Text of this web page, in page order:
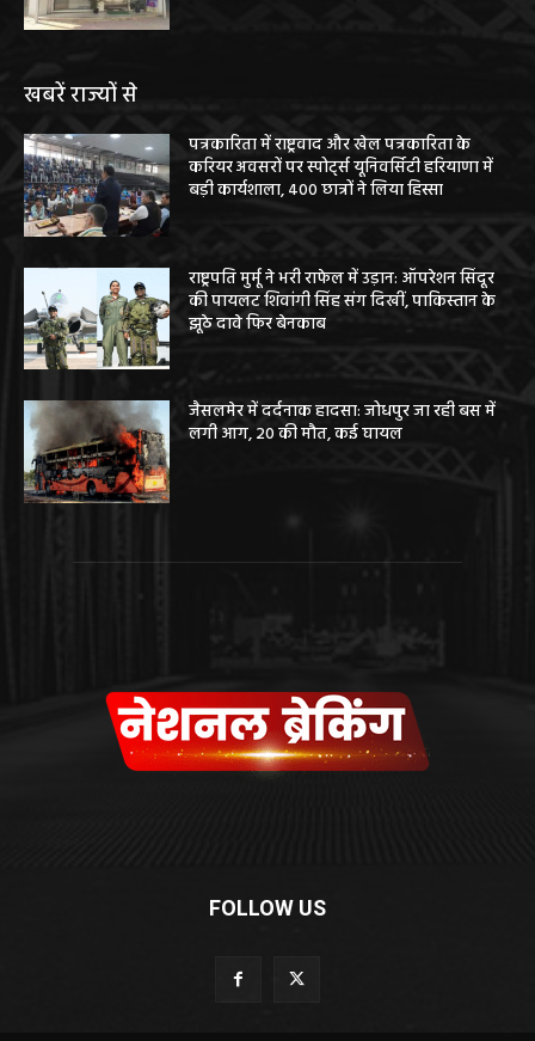
खबरें राज्यों से
पत्रकारिता में राष्ट्रवाद और खेल पत्रकारिता के
करियर अवसरों पर स्पोर्ट्स यूनिवर्सिटी हरियाणा में
बड़ी कार्यशाला, 400 छात्रों ने लिया हिस्सा
राष्ट्रपति मुर्मू ने भरी राफेल में उड़ान: ऑपरेशन सिंदूर
की पायलट शिवांगी सिंह संग दिखीं, पाकिस्तान के
झूठे दावे फिर बेनकाब
जैसलमेर में दर्दनाक हादसा: जोधपुर जा रही बस में
लगी आग, 20 की मौत, कई घायल
FOLLOW US